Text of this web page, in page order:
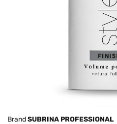
BrandSUBRINA PROFESSIONAL